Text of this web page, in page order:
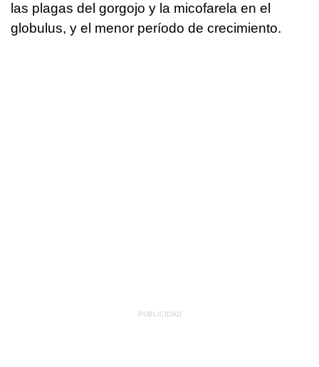
las plagas del gorgojo y la micofarela en el
globulus, y el menor período de crecimiento.